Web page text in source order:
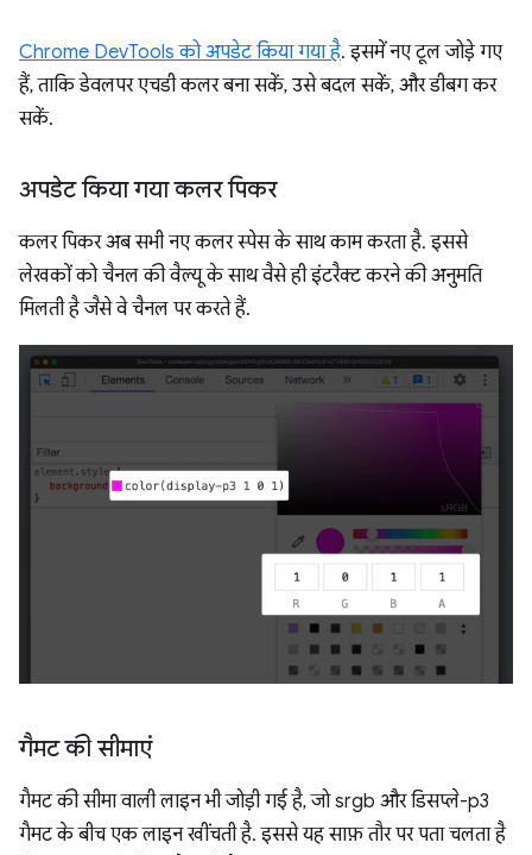
Chrome DevTools को अपडेट किया गया है. इसमें नए टूल जोड़े गए
हैं, ताकि डेवलपर एचडी कलर बना सकें, उसे बदल सकें, और डीबग कर
सकें.
अपडेट किया गया कलर पिकर
कलर पिकर अब सभी नए कलर स्पेस के साथ काम करता है. इससे
लेखकों को चैनल की वैल्यू के साथ वैसे ही इंटरैक्ट करने की अनुमति
मिलती है जैसे वे चैनल पर करते हैं.
गैमट की सीमाएं
गैमट की सीमा वाली लाइन भी जोड़ी गई है, जो srgb और डिसप्ले-p3
गैमट के बीच एक लाइन खींचती है. इससे यह साफ़ तौर पर पता चलता है